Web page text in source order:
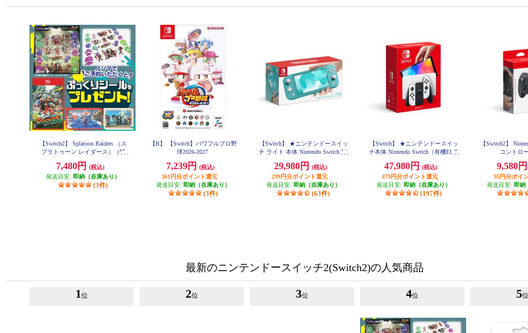
【Switch2】 Splatoon Raiders （ス
プラトゥーン レイダース）（特
くりシール 付き）
7,480円
(税込)
発送目安: 即納（在庫あり）
(3件)
【B】 【Switch】パワフルプロ野
球2026-2027
7,239円
(税込)
361円分ポイント還元
発送目安: 即納（在庫あり）
(3件)
【Switch】 ★ニンテンドースイッ
チ ライト 本体 Nintendo Switch Lit
29,980円
(税込)
299円分ポイント還元
発送目安: 即納（在庫あり）
(63件)
【Switch】 ★ニンテンドースイッ
チ本体 Nintendo Switch（有機ELモ
47,980円
(税込)
479円分ポイント還元
発送目安: 即納（在庫あり）
(197件)
【Switch2】
コントロ
9,580円
95円分ポイ
発送目安: 即納
最新のニンテンドースイッチ2(Switch2)の人気商品
1 位 2位 3位 4位 5位